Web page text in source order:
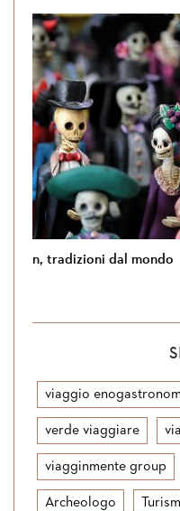
Si
viaggio
verde viaggiare
viagginmente group
Archeologo